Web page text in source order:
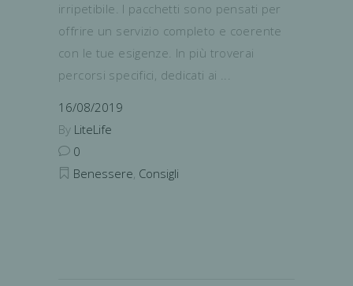
irripetibile. I pacchetti sono pensati per
offrire un servizio completo e coerente
con le tue esigenze. In più troverai
percorsi specifici, dedicati ai
16/08/2019
By LiteLife
0
Benessere, Consigli